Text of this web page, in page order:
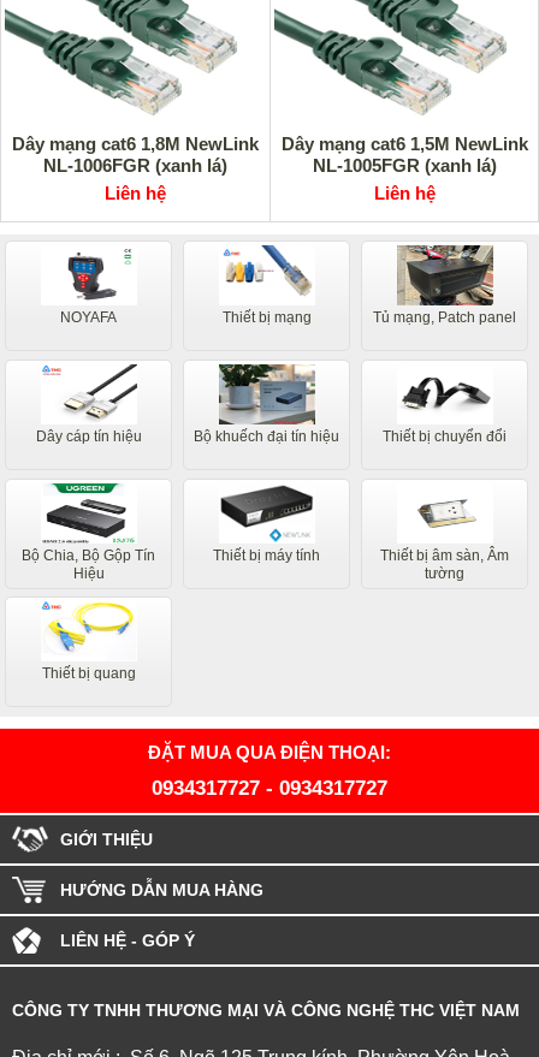
Dây mạng cat6 1,8M NewLink
NL-1006FGR (xanh lá)
Liên hệ
Dây mạng cat6 1,5M NewLink
NL-1005FGR (xanh lá)
Liên hệ
NOYAFA Thiết bị mạng Tủ mạng, Patch panel
Dây cáp tín hiệu Bộ khuếch đại tín hiệu Thiết bị chuyển đổi
Bộ Chia, Bộ Gộp Tín
Hiệu
Thiết bị máy tính
Thiết bị âm sàn, Âm
tường
Thiết bị quang
ĐẶT MUA QUA ĐIỆN THOẠI:
0934317727 - 0934317727
GIỚI THIỆU
HƯỚNG DẪN MUA HÀNG
LIÊN HỆ - GÓP Ý
CÔNG TY TNHH THƯƠNG MẠI VÀ CÔNG NGHỆ THC VIỆT NAM